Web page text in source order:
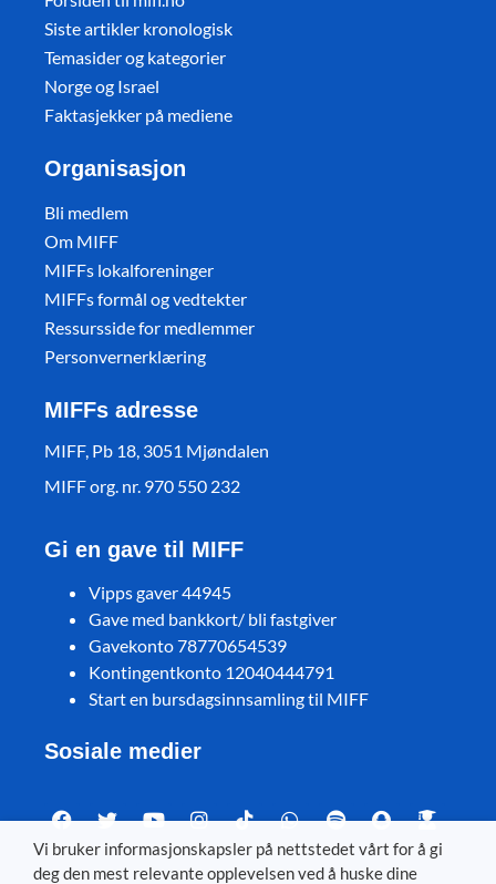
Siste artikler kronologisk
Temasider og kategorier
Norge og Israel
Faktasjekker på mediene
Organisasjon
Bli medlem
Om MIFF
MIFFs lokalforeninger
MIFFs formål og vedtekter
Ressursside for medlemmer
Personvernerklæring
MIFFs adresse
MIFF, Pb 18, 3051 Mjøndalen
MIFF org. nr. 970 550 232
Gi en gave til MIFF
Vipps gaver 44945
Gave med bankkort/ bli fastgiver
Gavekonto 78770654539
Kontingentkonto 12040444791
Start en bursdagsinnsamling til MIFF
Sosiale medier
Vi bruker informasjonskapsler på nettstedet vårt for å gi
deg den mest relevante opplevelsen ved å huske dine